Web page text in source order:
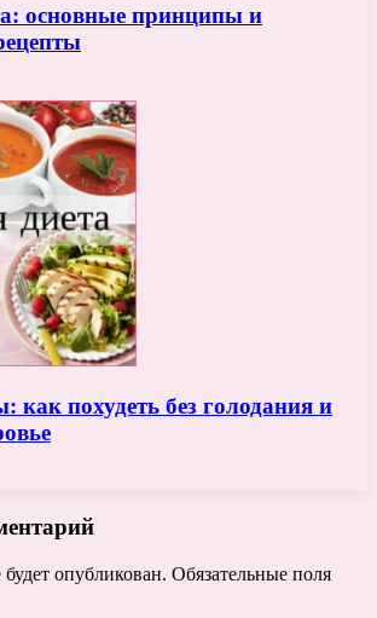
основные принципы и
как похудеть без голодания и
опубликован. Обязательные поля